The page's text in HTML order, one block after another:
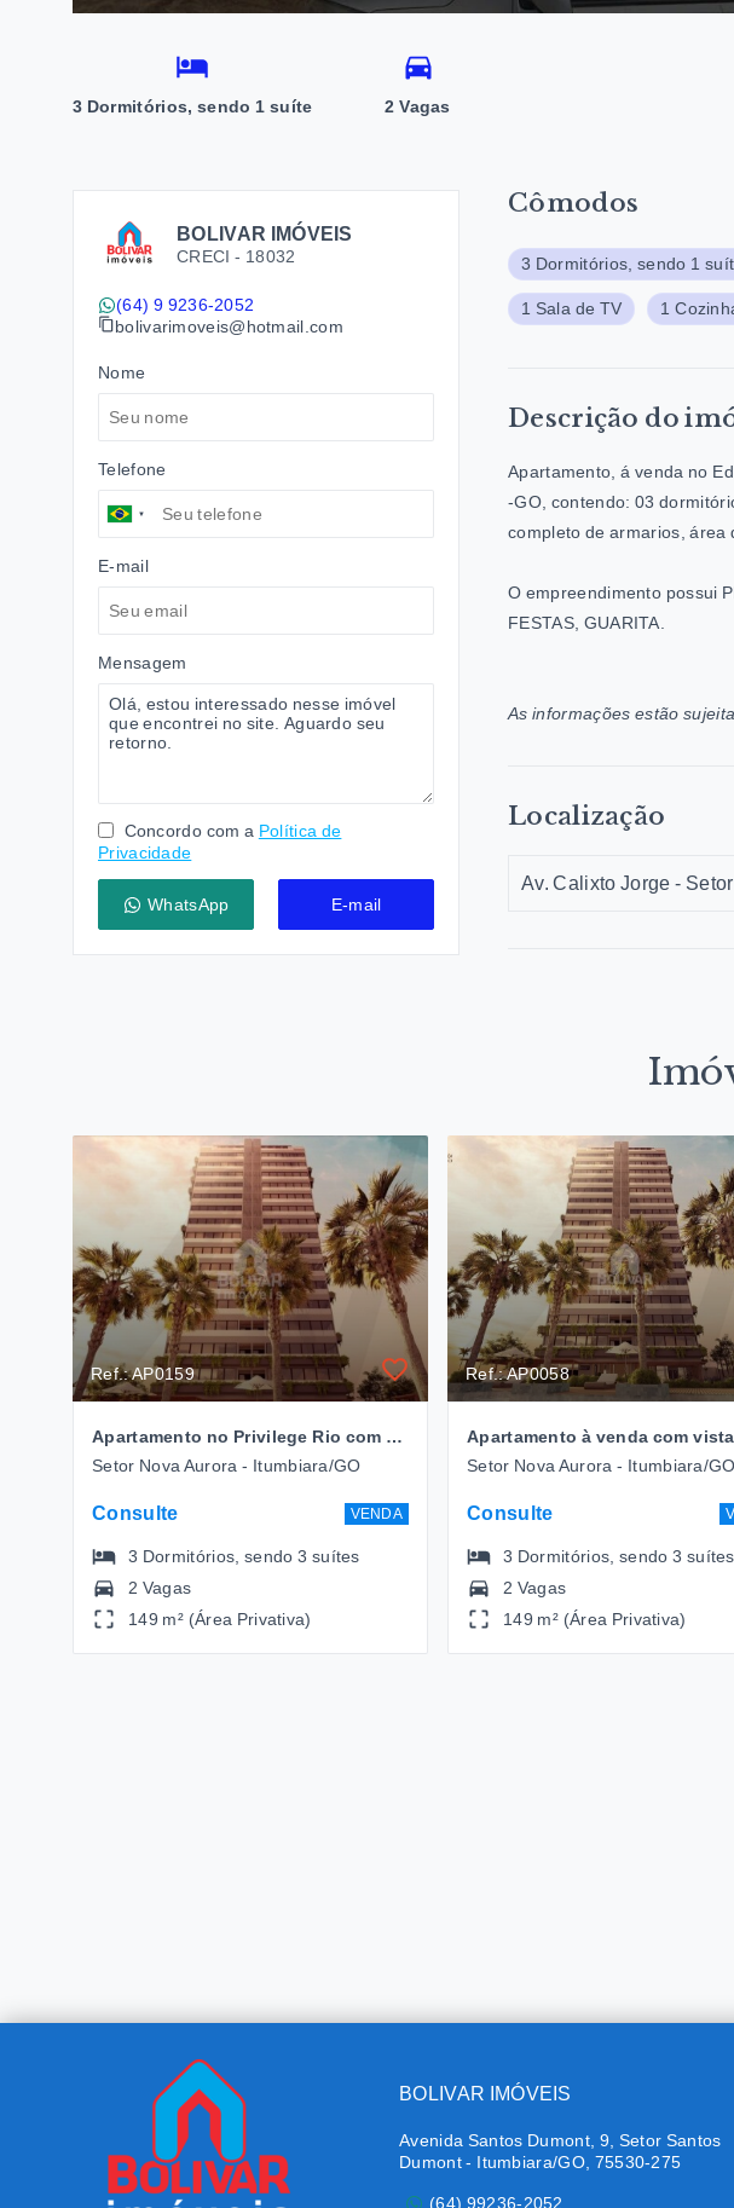
3 Dormitórios, sendo 1 suíte 2 Vagas
BOLIVAR IMÓVEIS
CRECI - 18032
(64) 9 9236-2052
bolivarimoveis@hotmail.com
Nome
Telefone
E-mail
Mensagem
Concordo com a Política de
Privacidade
WhatsApp E-mail
Cômodos
3 Dormitórios, sendo 1
1 Sala de TV 1
Descrição do
Apartamento, á venda no
-GO, contendo: 03
completo de armarios, área
O empreendimento possui
FESTAS, GUARITA.
As informações estão
Localização
Av. Calixto Jorge -
Ref.: AP0159
Apartamento no Privilege Rio com 3 dormitórios à venda, 149 m² venda por R$ 1.400,000,00 - Setor Nova Aurora - Itumbiara/GO
Setor Nova Aurora - Itumbiara/GO
Consulte VENDA
3 Dormitórios , sendo3 suítes
2 Vagas
149 m² (Área Privativa)
Ref.: AP0058
Setor Nova Aurora - Itumbiara/GO
Consulte
3 Dormitórios , sendo3 suítes
2 Vagas
149 m² (Área Privativa)
BOLIVAR IMÓVEIS
Avenida Santos Dumont, 9, Setor Santos
Dumont - Itumbiara/GO, 75530-275
(64) 99236-2052